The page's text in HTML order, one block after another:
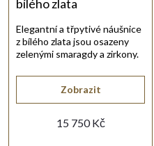
bílého zlata
15 750 Kč
Zobrazit
Elegantní a třpytivé náušnice
z bílého zlata jsou osazeny
zelenými smaragdy a zirkony.